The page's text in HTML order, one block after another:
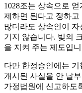
1028조는 상속으로
제하면 된다고 정하
많더라도 상속인이
기지 않습니다. 빚의
을 지켜 주는 제도입
다만 한정승인에는 기
개시된 사실을 안 날
가정법원에 신고하도